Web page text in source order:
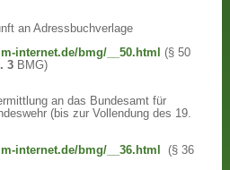
an Adressbuchverlage
internet.de/bmg/__50.html
(§ 50
3 BMG)
an das Bundesamt für
(bis zur Vollendung des 19.
internet.de/bmg/__36.html
(§ 36